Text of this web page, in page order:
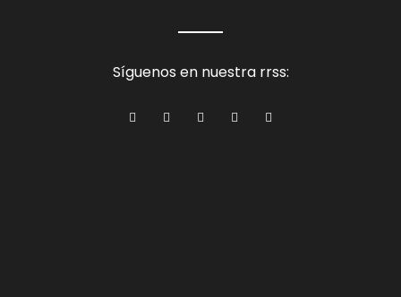
Síguenos en nuestra rrss: